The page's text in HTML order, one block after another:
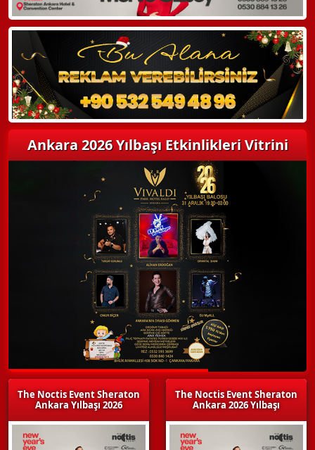
Hemen Arayın
Detaylı Bilgi Alın
Ankara 2026 Yılbaşı Etkinlikleri Vitrini
The Noctis Event Sheraton
Ankara Yılbaşı 2026
The Noctis Event Sheraton
Ankara 2026 Yılbaşı